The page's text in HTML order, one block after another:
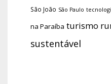
São João São Paulo
na Paraíba turismo
sustentável